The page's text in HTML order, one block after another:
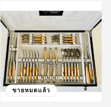
ขายหมดแล้ว